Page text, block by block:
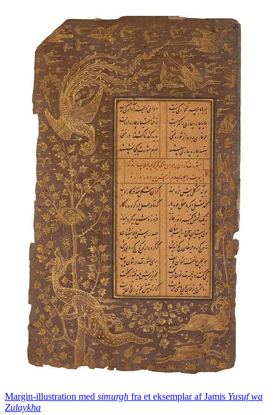
Margin-illustration med simurgh fra et eksemplar af Jamis Yusuf wa
Zulaykha